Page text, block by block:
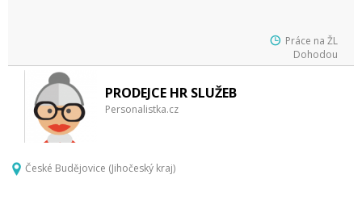
Práce na ŽL
Dohodou
PRODEJCE HR SLUŽEB
Personalistka.cz
České Budějovice (Jihočeský kraj)